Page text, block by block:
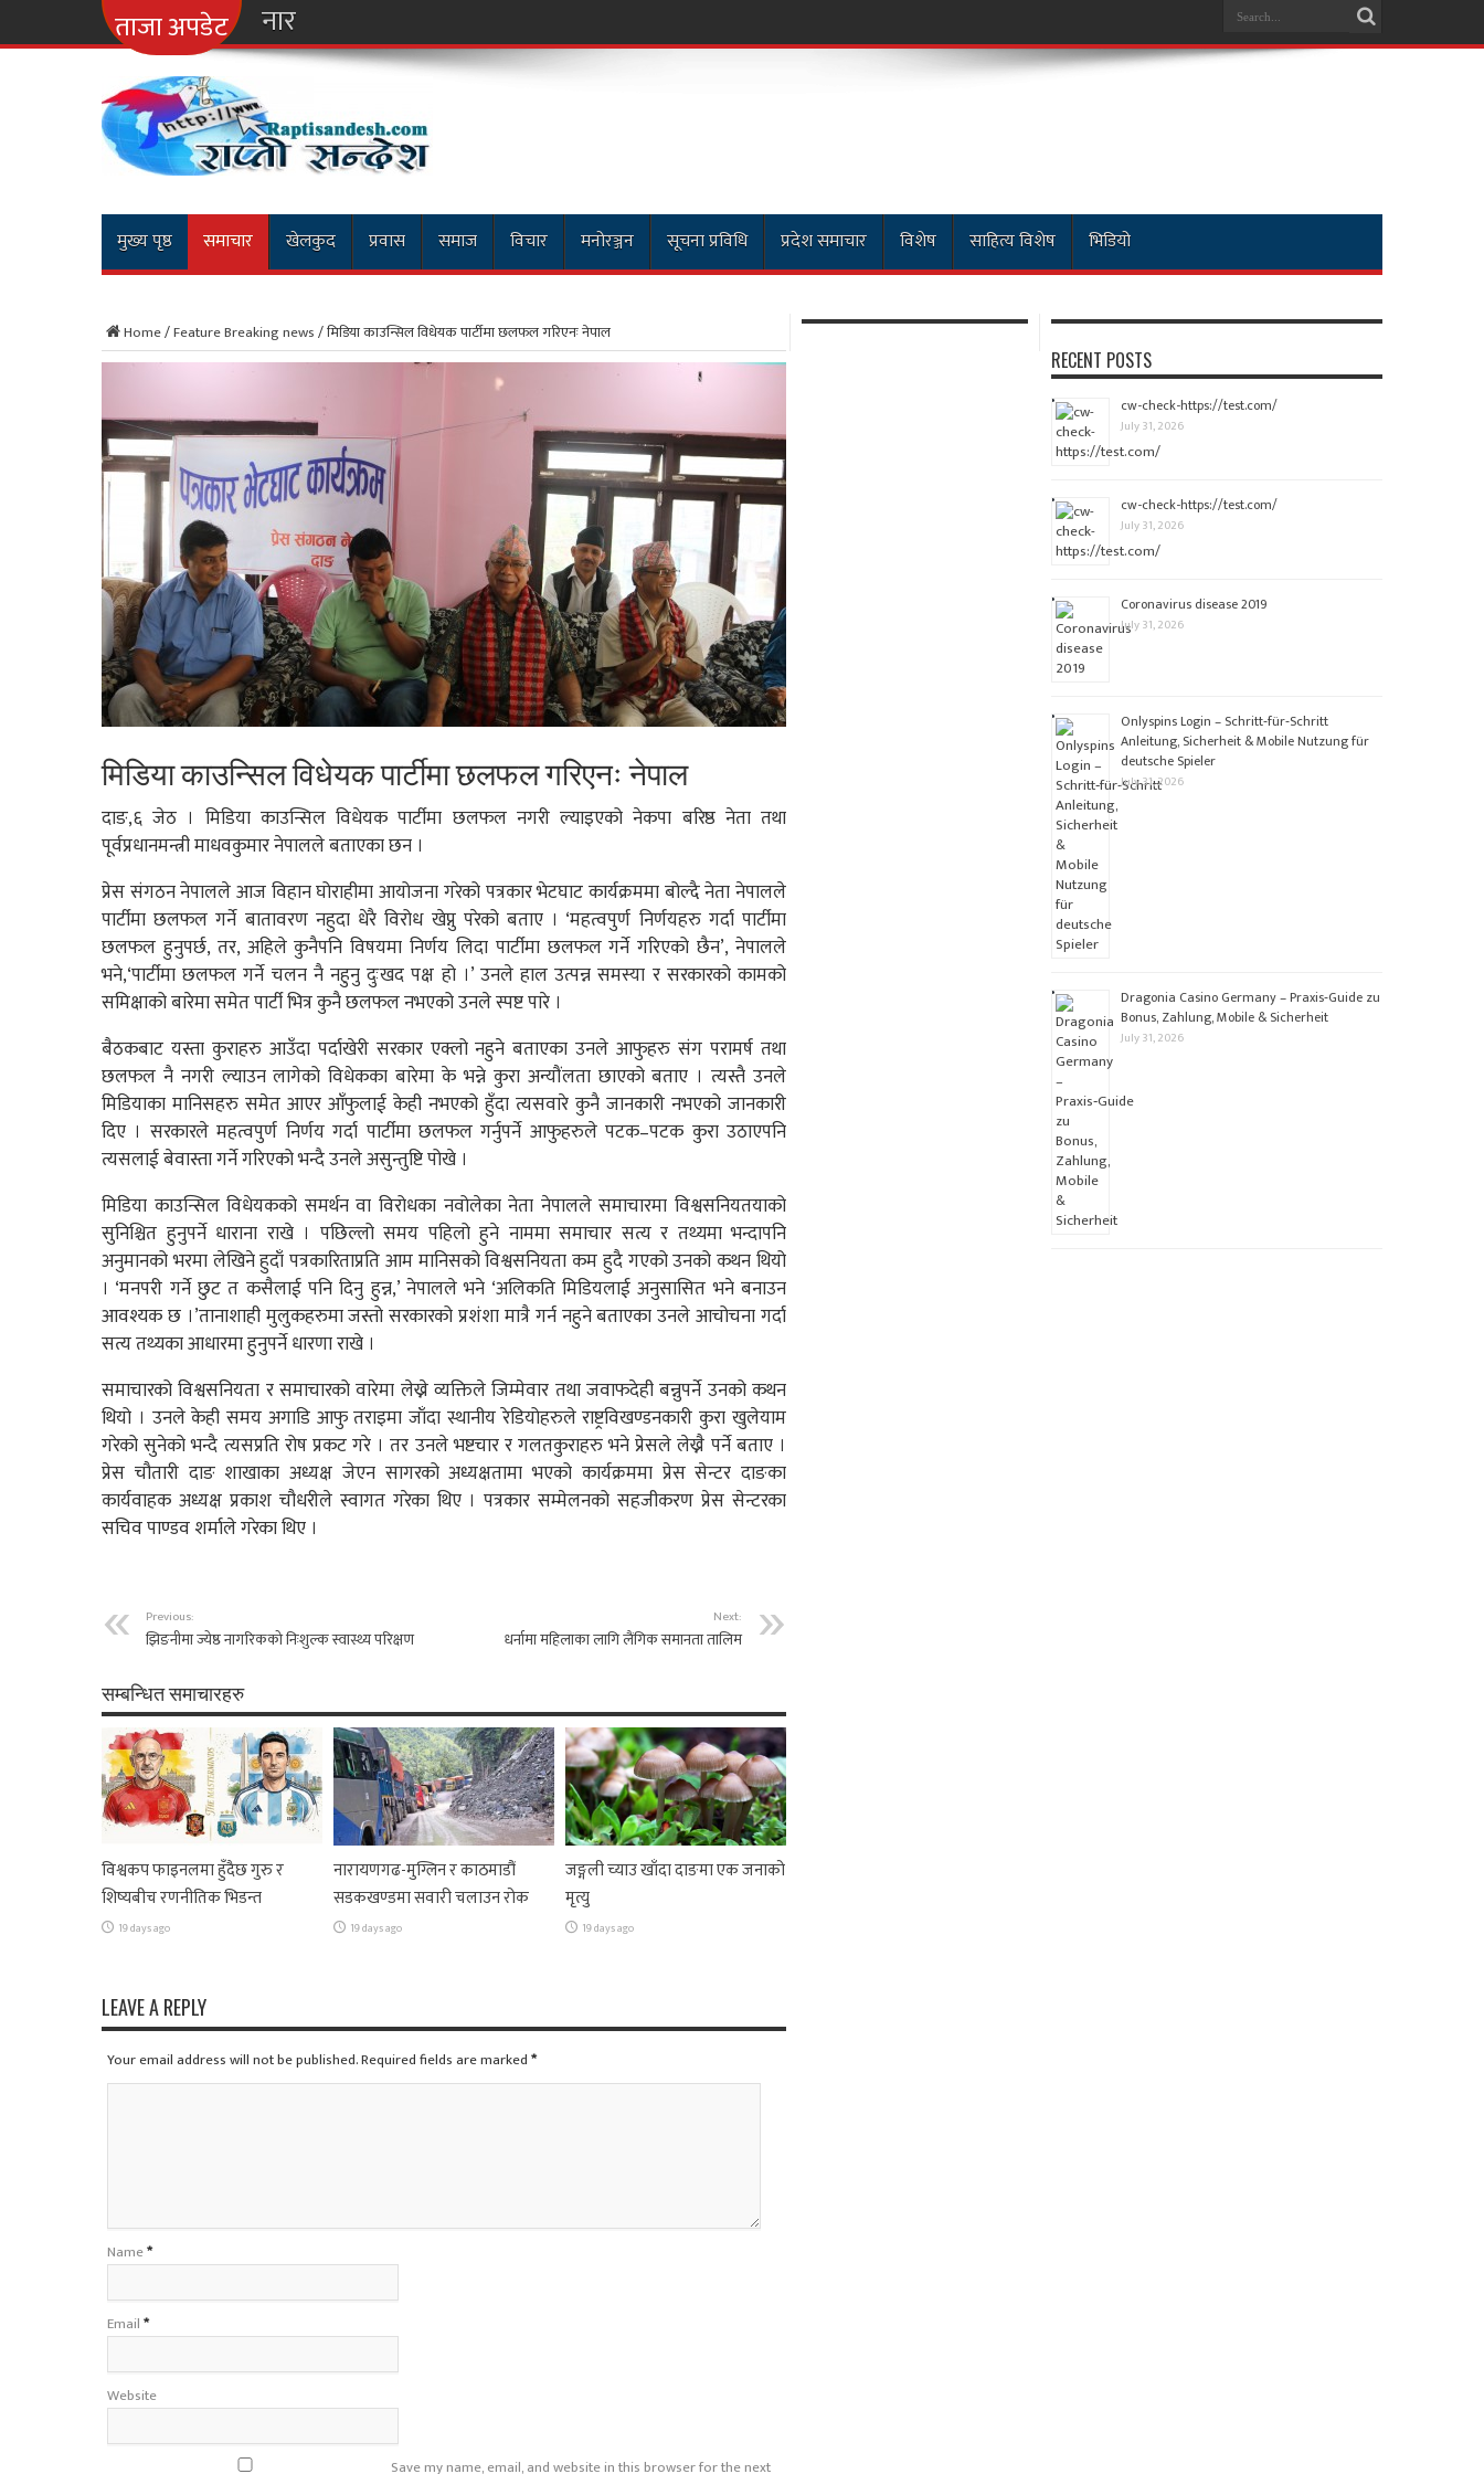
ताजा अपडेट नारायणगढ-मुग्लिन र काठम
मुख्य पृष्ठ समाचार खेलकुद प्रवास समाज विचार मनोरञ्जन सूचना प्रविधि प्रदेश समाचार विशेष साहित्य विशेष भिडियो
Home/Feature Breaking news/मिडिया काउन्सिल विधेयक पार्टीमा छलफल गरिएनः नेपाल
मिडिया काउन्सिल विधेयक पार्टीमा छलफल गरिएनः नेपाल
दाङ,६ जेठ । मिडिया काउन्सिल विधेयक पार्टीमा छलफल नगरी ल्याइएको नेकपा बरिष्ठ नेता तथा
पूर्वप्रधानमन्त्री माधवकुमार नेपालले बताएका छन ।
प्रेस संगठन नेपालले आज विहान घोराहीमा आयोजना गरेको पत्रकार भेटघाट कार्यक्रममा बोल्दै नेता नेपालले
पार्टीमा छलफल गर्ने बातावरण नहुदा धेरै विरोध खेप्नु परेको बताए । ‘महत्वपुर्ण निर्णयहरु गर्दा पार्टीमा
छलफल हुनुपर्छ, तर, अहिले कुनैपनि विषयमा निर्णय लिदा पार्टीमा छलफल गर्ने गरिएको छैन’, नेपालले
भने,‘पार्टीमा छलफल गर्ने चलन नै नहुनु दुःखद पक्ष हो ।’ उनले हाल उत्पन्न समस्या र सरकारको कामको
समिक्षाको बारेमा समेत पार्टी भित्र कुनै छलफल नभएको उनले स्पष्ट पारे ।
बैठकबाट यस्ता कुराहरु आउँदा पर्दाखेरी सरकार एक्लो नहुने बताएका उनले आफुहरु संग परामर्ष तथा
छलफल नै नगरी ल्याउन लागेको विधेकका बारेमा के भन्ने कुरा अन्यौंलता छाएको बताए । त्यस्तै उनले
मिडियाका मानिसहरु समेत आएर आँफुलाई केही नभएको हुँदा त्यसवारे कुनै जानकारी नभएको जानकारी
दिए । सरकारले महत्वपुर्ण निर्णय गर्दा पार्टीमा छलफल गर्नुपर्ने आफुहरुले पटक–पटक कुरा उठाएपनि
त्यसलाई बेवास्ता गर्ने गरिएको भन्दै उनले असुन्तुष्टि पोखे ।
मिडिया काउन्सिल विधेयकको समर्थन वा विरोधका नवोलेका नेता नेपालले समाचारमा विश्वसनियतयाको
सुनिश्चित हुनुपर्ने धाराना राखे । पछिल्लो समय पहिलो हुने नाममा समाचार सत्य र तथ्यमा भन्दापनि
अनुमानको भरमा लेखिने हुदाँ पत्रकारिताप्रति आम मानिसको विश्वसनियता कम हुदै गएको उनको कथन थियो
। ‘मनपरी गर्ने छुट त कसैलाई पनि दिनु हुन्न,’ नेपालले भने ‘अलिकति मिडियलाई अनुसासित भने बनाउन
आवश्यक छ ।’तानाशाही मुलुकहरुमा जस्तो सरकारको प्रशंशा मात्रै गर्न नहुने बताएका उनले आचोचना गर्दा
सत्य तथ्यका आधारमा हुनुपर्ने धारणा राखे ।
समाचारको विश्वसनियता र समाचारको वारेमा लेख्ने व्यक्तिले जिम्मेवार तथा जवाफदेही बन्नुपर्ने उनको कथन
थियो । उनले केही समय अगाडि आफु तराइमा जाँदा स्थानीय रेडियोहरुले राष्ट्रविखण्डनकारी कुरा खुलेयाम
गरेको सुनेको भन्दै त्यसप्रति रोष प्रकट गरे । तर उनले भष्टचार र गलतकुराहरु भने प्रेसले लेख्नै पर्ने बताए ।
प्रेस चौतारी दाङ शाखाका अध्यक्ष जेएन सागरको अध्यक्षतामा भएको कार्यक्रममा प्रेस सेन्टर दाङका
कार्यवाहक अध्यक्ष प्रकाश चौधरीले स्वागत गरेका थिए । पत्रकार सम्मेलनको सहजीकरण प्रेस सेन्टरका
सचिव पाण्डव शर्माले गरेका थिए ।
Previous:
झिङनीमा ज्येष्ठ नागरिकको निःशुल्क स्वास्थ्य परिक्षण
Next:
धर्नामा महिलाका लागि लैंगिक समानता तालिम
सम्बन्धित समाचारहरु
विश्वकप फाइनलमा हुँदैछ गुरु र
शिष्यबीच रणनीतिक भिडन्त
19 days ago
नारायणगढ-मुग्लिन र काठमाडौं
सडकखण्डमा सवारी चलाउन रोक
19 days ago
जङ्गली च्याउ खाँदा दाङमा एक जनाको
मृत्यु
19 days ago
LEAVE A REPLY
Your email address will not be published. Required fields are marked*
Name*
Email*
Website
Save my name, email, and website in this browser for the next
RECENT POSTS
cw-check-https://test.com/
July 31, 2026
cw-check-https://test.com/
July 31, 2026
Coronavirus disease 2019
July 31, 2026
Onlyspins Login – Schritt‑für‑Schritt
Anleitung, Sicherheit & Mobile Nutzung für
deutsche Spieler
July 31, 2026
Dragonia Casino Germany – Praxis‑Guide zu
Bonus, Zahlung, Mobile & Sicherheit
July 31, 2026